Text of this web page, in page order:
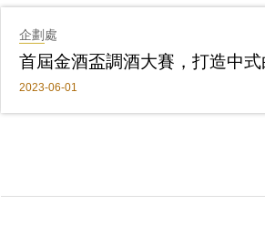
企劃處
首屆金酒盃調酒大賽，打造中
2023-06-01